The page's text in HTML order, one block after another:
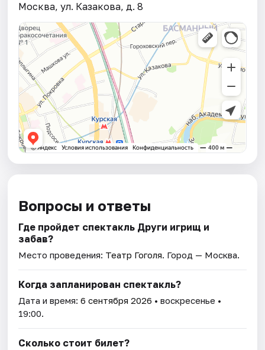
Москва, ул. Казакова, д. 8
Вопросы и ответы
Где пройдет спектакль Други игрищ и
забав?
Место проведения: Театр Гоголя. Город — Москва.
Когда запланирован спектакль?
Дата и время:6 сентября 2026 • воскресенье •
19:00.
Сколько стоит билет?